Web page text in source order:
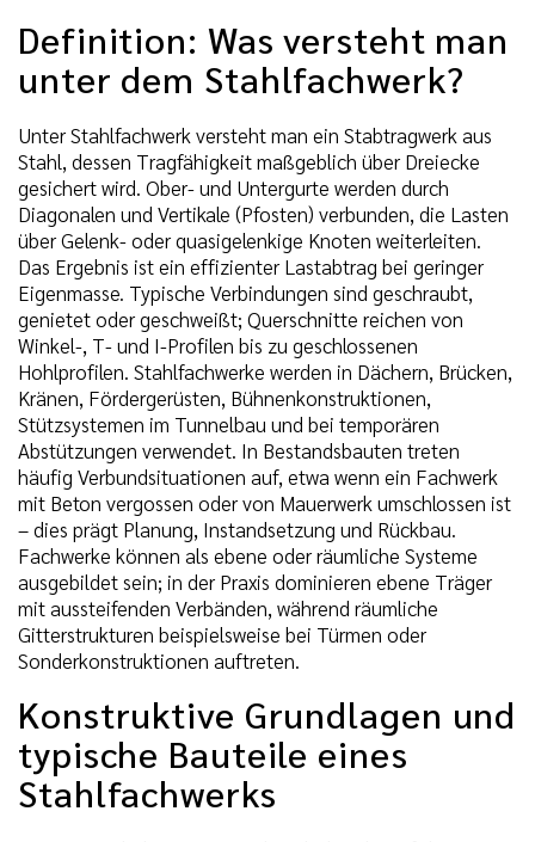
Definition: Was versteht man
unter dem Stahlfachwerk?
Unter Stahlfachwerk versteht man ein Stabtragwerk aus
Stahl, dessen Tragfähigkeit maßgeblich über Dreiecke
gesichert wird. Ober- und Untergurte werden durch
Diagonalen und Vertikale (Pfosten) verbunden, die Lasten
über Gelenk- oder quasigelenkige Knoten weiterleiten.
Das Ergebnis ist ein effizienter Lastabtrag bei geringer
Eigenmasse. Typische Verbindungen sind geschraubt,
genietet oder geschweißt; Querschnitte reichen von
Winkel-, T- und I-Profilen bis zu geschlossenen
Hohlprofilen. Stahlfachwerke werden in Dächern, Brücken,
Kränen, Fördergerüsten, Bühnenkonstruktionen,
Stützsystemen im Tunnelbau und bei temporären
Abstützungen verwendet. In Bestandsbauten treten
häufig Verbundsituationen auf, etwa wenn ein Fachwerk
mit Beton vergossen oder von Mauerwerk umschlossen ist
– dies prägt Planung, Instandsetzung und Rückbau.
Fachwerke können als ebene oder räumliche Systeme
ausgebildet sein; in der Praxis dominieren ebene Träger
mit aussteifenden Verbänden, während räumliche
Gitterstrukturen beispielsweise bei Türmen oder
Sonderkonstruktionen auftreten.
Konstruktive Grundlagen und
typische Bauteile eines
Stahlfachwerks